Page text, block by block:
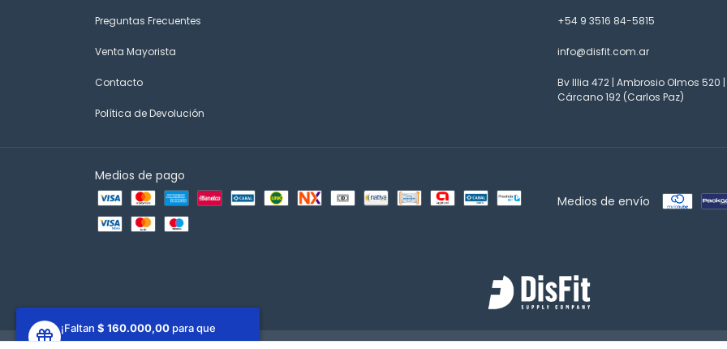
Preguntas Frecuentes
Venta Mayorista
Contacto
Política de Devolución
+54 9 3516 84-5815
info@disfit.com.ar
Bv Illia 472 | Ambrosio Olmos 520
Cárcano 192 (Carlos Paz)
Medios de pago
Medios de envío
¡Faltan $ 160.000,00 para que
ganes un regalo!